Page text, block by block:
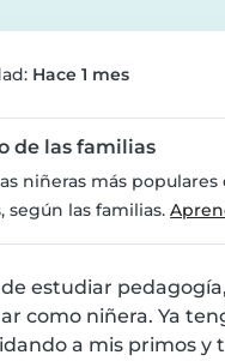
Hace 1 mes
de las familias
niñeras más populares
según las familias.
de estudiar
como niñera. Ya
a mis primos y